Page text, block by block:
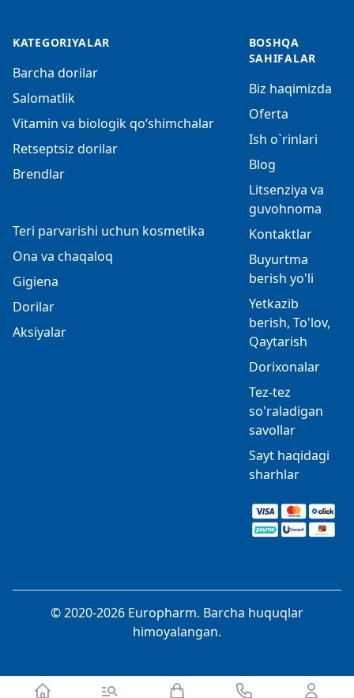
KATEGORIYALAR
Barcha dorilar
Salomatlik
Vitamin va biologik qo‘shimchalar
Retseptsiz dorilar
Brendlar
Teri parvarishi uchun kosmetika
Ona va chaqaloq
Gigiena
Dorilar
Aksiyalar
BOSHQA
SAHIFALAR
Biz haqimizda
Oferta
Ish o`rinlari
Blog
Litsenziya va
guvohnoma
Kontaktlar
Buyurtma
berish yo'li
Yetkazib
berish, To'lov,
Qaytarish
Dorixonalar
Tez-tez
so'raladigan
savollar
Sayt haqidagi
sharhlar
© 2020-2026 Europharm. Barcha huquqlar
himoyalangan.